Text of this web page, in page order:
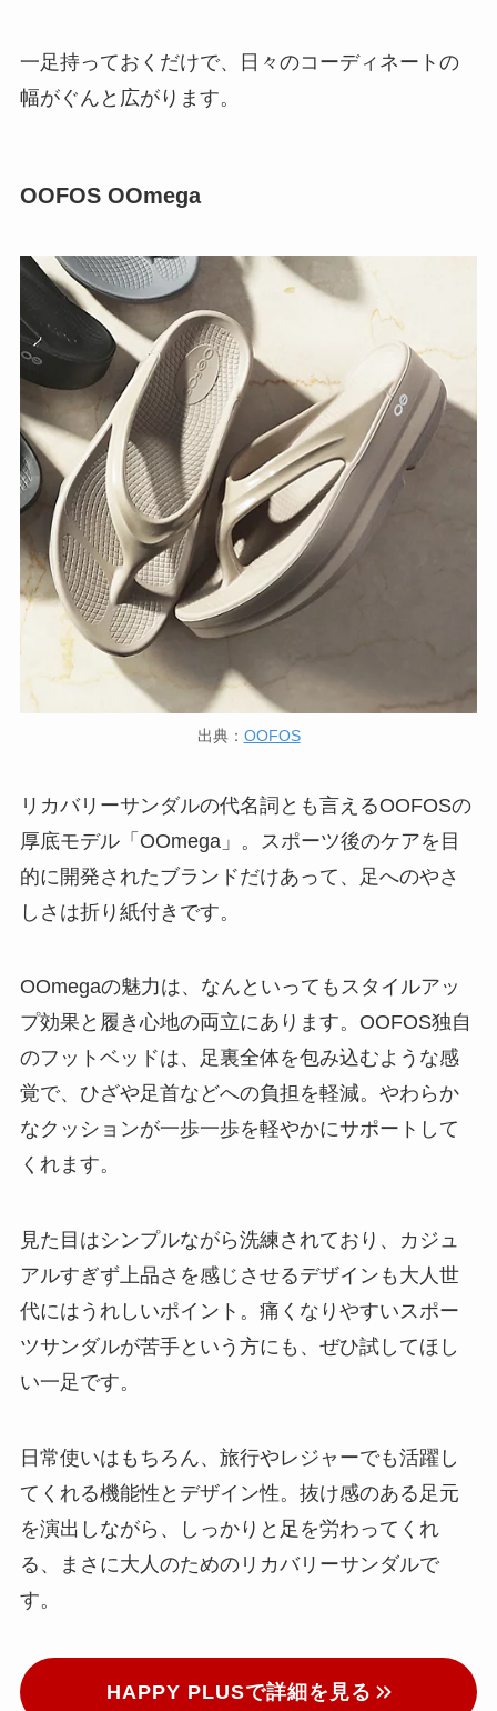
一足持っておくだけで、日々のコーディネートの
幅がぐんと広がります。
OOFOS OOmega
出典： OOFOS
リカバリーサンダルの代名詞とも言えるOOFOSの
厚底モデル「OOmega」。スポーツ後のケアを目
的に開発されたブランドだけあって、足へのやさ
しさは折り紙付きです。
OOmegaの魅力は、なんといってもスタイルアッ
プ効果と履き心地の両立にあります。OOFOS独自
のフットベッドは、足裏全体を包み込むような感
覚で、ひざや足首などへの負担を軽減。やわらか
なクッションが一歩一歩を軽やかにサポートして
くれます。
見た目はシンプルながら洗練されており、カジュ
アルすぎず上品さを感じさせるデザインも大人世
代にはうれしいポイント。痛くなりやすいスポー
ツサンダルが苦手という方にも、ぜひ試してほし
い一足です。
日常使いはもちろん、旅行やレジャーでも活躍し
てくれる機能性とデザイン性。抜け感のある足元
を演出しながら、しっかりと足を労わってくれ
る、まさに大人のためのリカバリーサンダルで
す。
HAPPY PLUSで詳細を見る